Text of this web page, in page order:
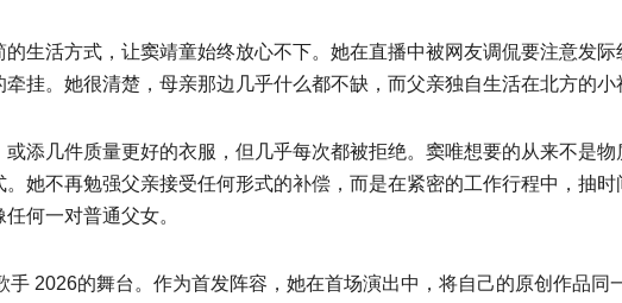
生活方式，让窦靖童始终放心不下。她在直播中被网友调侃要注意发
挂。她很清楚，母亲那边几乎什么都不缺，而父亲独自生活在北方的
添几件质量更好的衣服，但几乎每次都被拒绝。窦唯想要的从来不是
她不再勉强父亲接受任何形式的补偿，而是在紧密的工作行程中，抽
何一对普通父女。
手 2026的舞台。作为首发阵容，她在首场演出中，将自己的原创作品